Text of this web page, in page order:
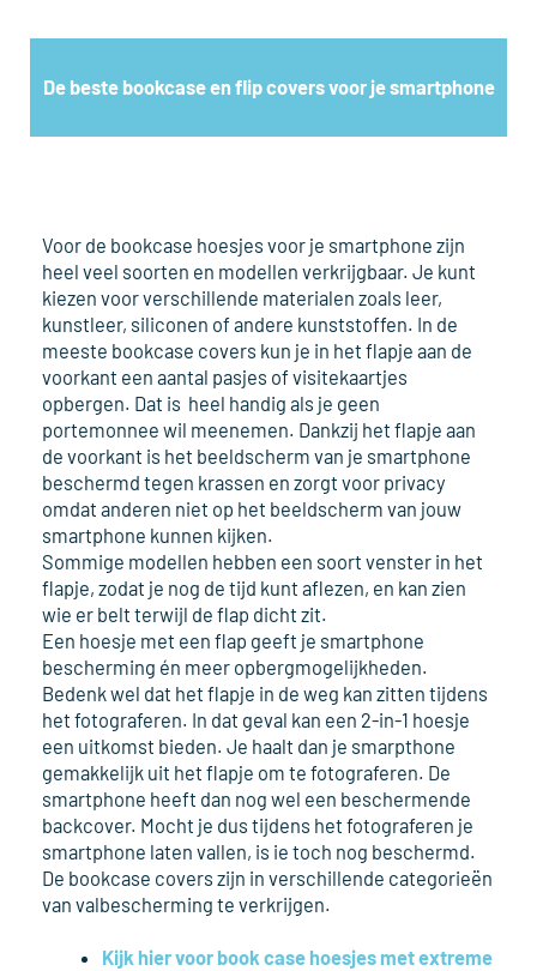
De beste bookcase en flip covers voor je smartphone
Voor de bookcase hoesjes voor je smartphone zijn
heel veel soorten en modellen verkrijgbaar. Je kunt
kiezen voor verschillende materialen zoals leer,
kunstleer, siliconen of andere kunststoffen. In de
meeste bookcase covers kun je in het flapje aan de
voorkant een aantal pasjes of visitekaartjes
opbergen. Dat is heel handig als je geen
portemonnee wil meenemen. Dankzij het flapje aan
de voorkant is het beeldscherm van je smartphone
beschermd tegen krassen en zorgt voor privacy
omdat anderen niet op het beeldscherm van jouw
smartphone kunnen kijken.
Sommige modellen hebben een soort venster in het
flapje, zodat je nog de tijd kunt aflezen, en kan zien
wie er belt terwijl de flap dicht zit.
Een hoesje met een flap geeft je smartphone
bescherming én meer opbergmogelijkheden.
Bedenk wel dat het flapje in de weg kan zitten tijdens
het fotograferen. In dat geval kan een 2-in-1 hoesje
een uitkomst bieden. Je haalt dan je smarpthone
gemakkelijk uit het flapje om te fotograferen. De
smartphone heeft dan nog wel een beschermende
backcover. Mocht je dus tijdens het fotograferen je
smartphone laten vallen, is ie toch nog beschermd.
De bookcase covers zijn in verschillende categorieën
van valbescherming te verkrijgen.
Kijk hier voor book case hoesjes met extreme